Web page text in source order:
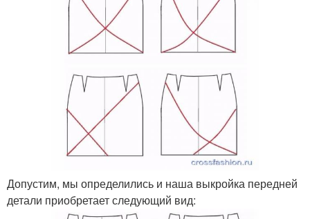
Допустим, мы определились и наша выкройка передней
детали приобретает следующий вид: